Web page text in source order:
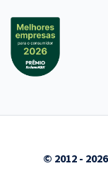
© 2012 -